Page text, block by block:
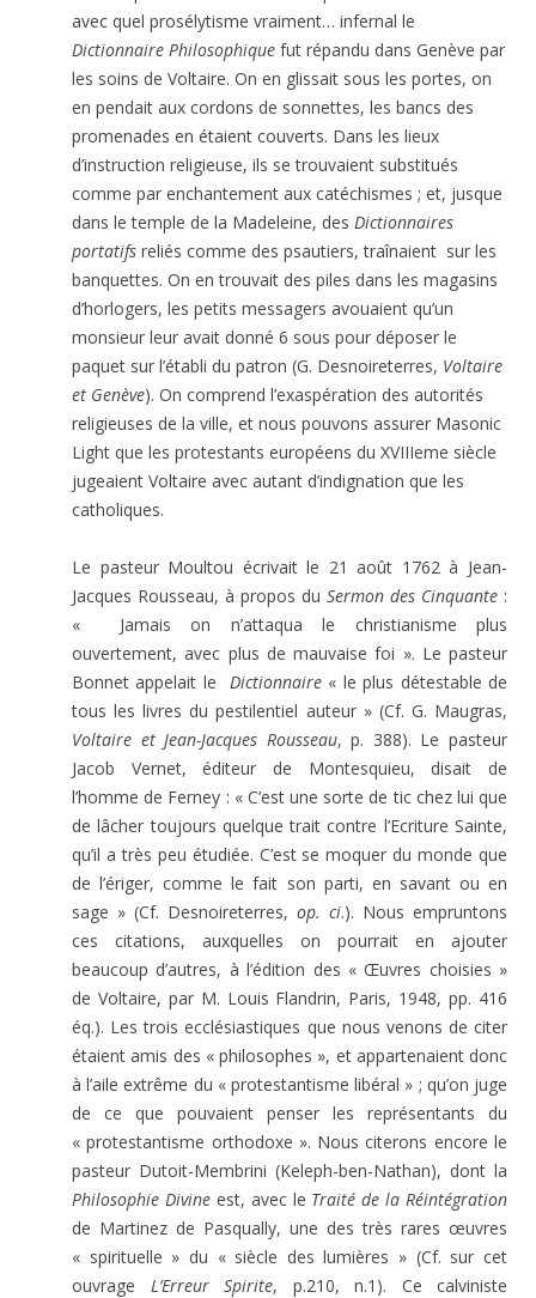
avec quel prosély­tisme vraiment… infernal le
Dictionnaire Philosophique fut répandu dans Genève par
les soins de Voltaire. On en glissait sous les portes, on
en pendait aux cordons de sonnettes, les bancs des
promenades en étaient couverts. Dans les lieux
d’instruction religieuse, ils se trouvaient substitués
comme par enchantement aux catéchismes ; et, jusque
dans le temple de la Madeleine, des Dictionnaires
portatifs reliés comme des psautiers, traînaient sur les
banquettes. On en trouvait des piles dans les magasins
d’horlogers, les petits messagers avouaient qu’un
monsieur leur avait donné 6 sous pour déposer le
paquet sur l’établi du patron (G. Desnoireterres, Voltaire
et Genève). On comprend l’exaspération des autorités
religieuses de la ville, et nous pouvons assurer Masonic
Light que les protestants européens du XVIIIeme siècle
jugeaient Voltaire avec autant d’indignation que les
catholiques.
Le pasteur Moultou écrivait le 21 août 1762 à Jean-
Jacques Rousseau, à propos du Sermon des Cinquante :
« Jamais on n’attaqua le christianisme plus
ouvertement, avec plus de mauvaise foi ». Le pasteur
Bonnet appelait le Dictionnaire« le plus détestable de
tous les livres du pestilentiel auteur » (Cf. G. Maugras,
Voltaire et Jean-Jacques Rousseau, p. 388). Le pasteur
Jacob Vernet, éditeur de Montesquieu, disait de
l’homme de Ferney : « C’est une sorte de tic chez lui que
de lâcher toujours quelque trait contre l’Ecriture Sainte,
qu’il a très peu étudiée. C’est se moquer du monde que
de l’ériger, comme le fait son parti, en savant ou en
sage » (Cf. Desnoireterres, op. ci.). Nous empruntons
ces citations, auxquelles on pourrait en ajouter
beaucoup d’autres, à l’édition des « Œuvres choisies »
de Voltaire, par M. Louis Flandrin, Paris, 1948, pp. 416
éq.). Les trois ecclésiastiques que nous venons de citer
étaient amis des « philosophes », et appartenaient donc
à l’aile extrême du « protestantisme libéral » ; qu’on juge
de ce que pouvaient penser les représentants du
« protestantisme orthodoxe ». Nous citerons encore le
pasteur Dutoit-Membrini (Keleph-ben-Nathan), dont la
Philosophie Divineest, avec le Traité de la Réintégration
de Martinez de Pasqually, une des très rares œuvres
« spirituelle » du « siècle des lumières » (Cf. sur cet
ouvrage L’Erreur Spirite, p.210, n.1). Ce calviniste